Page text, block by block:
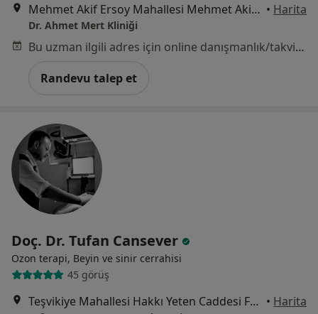
Mehmet Akif Ersoy Mahallesi Mehmet Akif Ersoy caddesi No:3, Ankara • Harita
Dr. Ahmet Mert Kliniği
Bu uzman ilgili adres için online danışmanlık/takvim sunmuyor.
Randevu talep et
Doç. Dr. Tufan Cansever
Ozon terapi, Beyin ve sinir cerrahisi
45 görüş
Teşvikiye Mahallesi Hakkı Yeten Caddesi Fulya Terrace Residence Center:1 No:11 Kat:5 Daire 12, İstanbul • Harita